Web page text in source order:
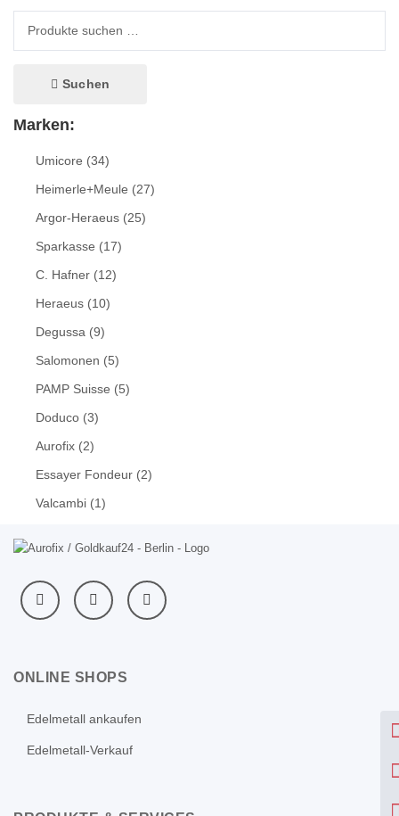
Suchen
Marken:
Umicore (34)
Heimerle+Meule (27)
Argor-Heraeus (25)
Sparkasse (17)
C. Hafner (12)
Heraeus (10)
Degussa (9)
Salomonen (5)
PAMP Suisse (5)
Doduco (3)
Aurofix (2)
Essayer Fondeur (2)
Valcambi (1)
ONLINE SHOPS
Edelmetall ankaufen
Edelmetall-Verkauf